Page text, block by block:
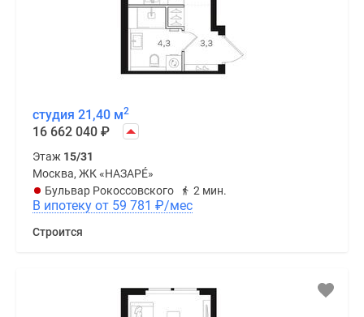
студия 21,40 м2
16 662 040 ₽
Этаж 15/31
Москва, ЖК «НАЗАРÉ»
Бульвар Рокоссовского
2 мин.
В ипотеку от 59 781 ₽/мес
Строится